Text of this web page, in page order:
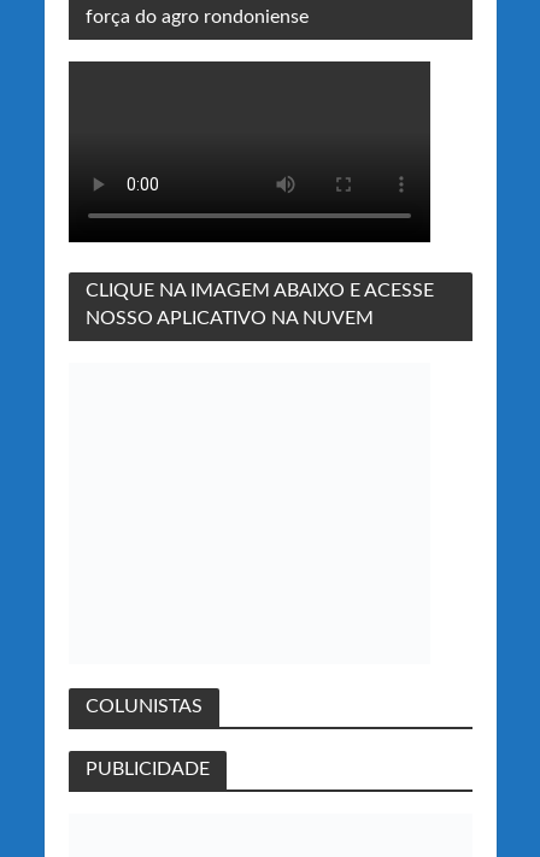
força do agro rondoniense
CLIQUE NA IMAGEM ABAIXO E ACESSE
NOSSO APLICATIVO NA NUVEM
COLUNISTAS
PUBLICIDADE